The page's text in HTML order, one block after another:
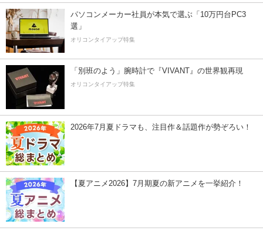
パソコンメーカー社員が本気で選ぶ「10万円台PC3
選」
オリコンタイアップ特集
「別班のよう」腕時計で『VIVANT』の世界観再現
オリコンタイアップ特集
2026年7月夏ドラマも、注目作＆話題作が勢ぞろい！
【夏アニメ2026】7月期夏の新アニメを一挙紹介！